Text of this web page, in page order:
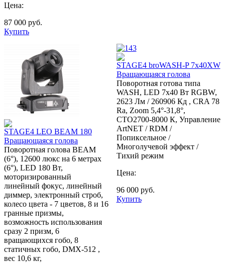
Цена:
87 000 руб.
Купить
STAGE4 LEO BEAM 180
Вращающаяся голова
Поворотная голова BEAM
(6°), 12600 люкс на 6 метрах
(6°), LED 180 Вт,
моторизированный
линейный фокус, линейный
диммер, электронный строб,
колесо цвета - 7 цветов, 8 и 16
гранные призмы,
возможность использования
сразу 2 призм, 6
вращающихся гобо, 8
статичных гобо, DMX-512 ,
вес 10,6 кг,
STAGE4 broWASH-P 7x40XW
Вращающаяся голова
Поворотная готова типа
WASH, LED 7x40 Вт RGBW,
2623 Лм / 260906 Кд , CRA 78
Ra, Zoom 5,4°-31,8°,
CTO2700-8000 К, Управление
ArtNET / RDM /
Попиксельное /
Многолучевой эффект /
Тихий режим
Цена:
96 000 руб.
Купить